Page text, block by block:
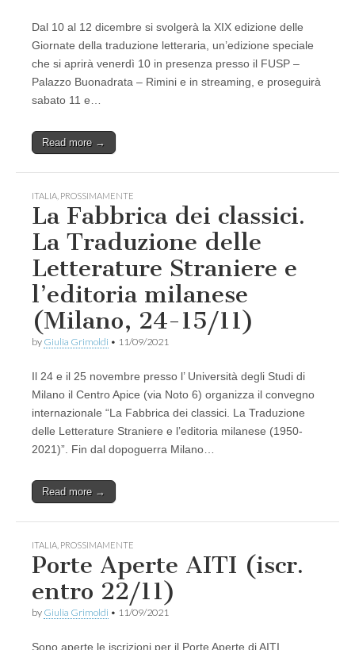
Dal 10 al 12 dicembre si svolgerà la XIX edizione delle
Giornate della traduzione letteraria, un’edizione speciale
che si aprirà venerdì 10 in presenza presso il FUSP –
Palazzo Buonadrata – Rimini e in streaming, e proseguirà
sabato 11 e…
Read more →
ITALIA PROSSIMAMENTE
La Fabbrica dei classici.
La Traduzione delle
Letterature Straniere e
l’editoria milanese
(Milano, 24-15/11)
by Giulia Grimoldi • 11/09/2021
Il 24 e il 25 novembre presso l’ Università degli Studi di
Milano il Centro Apice (via Noto 6) organizza il convegno
internazionale “La Fabbrica dei classici. La Traduzione
delle Letterature Straniere e l’editoria milanese (1950-
2021)”. Fin dal dopoguerra Milano…
Read more →
ITALIA PROSSIMAMENTE
Porte Aperte AITI (iscr.
entro 22/11)
by Giulia Grimoldi • 11/09/2021
Sono aperte le iscrizioni per il Porte Aperte di AITI,